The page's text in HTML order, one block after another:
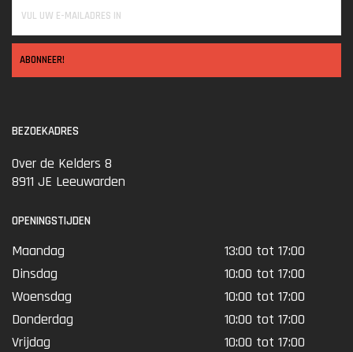
ABONNEER!
BEZOEKADRES
Over de Kelders 8
8911 JE Leeuwarden
OPENINGSTIJDEN
Maandag
13:00 tot 17:00
Dinsdag
10:00 tot 17:00
Woensdag
10:00 tot 17:00
Donderdag
10:00 tot 17:00
Vrijdag
10:00 tot 17:00